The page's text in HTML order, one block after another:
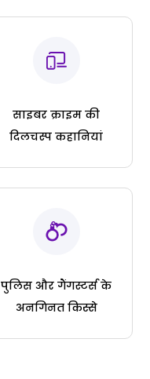
साइबर क्राइम की
दिलचस्प कहानियां
पुलिस और गैंगस्टर्स के
अनगिनत किस्से